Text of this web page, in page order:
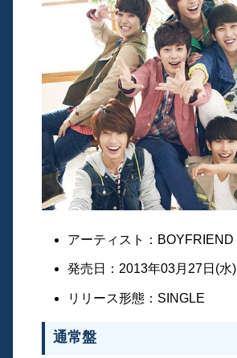
アーティスト：BOYFRIEND
発売日：2013年03月27日(水)
リリース形態：SINGLE
通常盤